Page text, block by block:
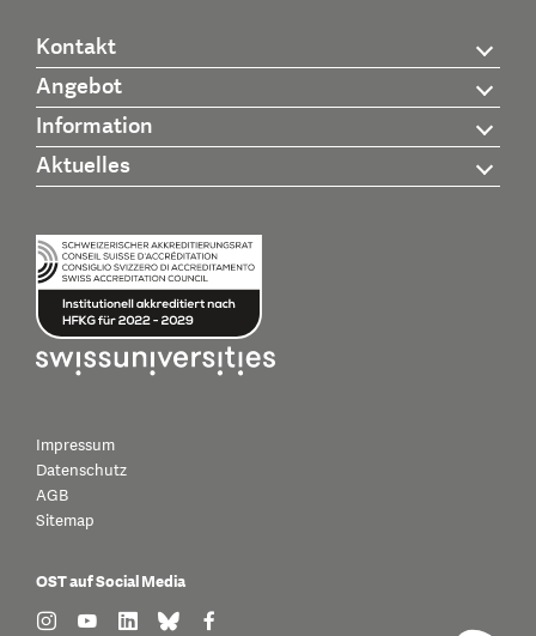
Kontakt
Angebot
Information
Aktuelles
Impressum
Datenschutz
AGB
Sitemap
OST auf Social Media
find us on: instagram
find us on: youtube
find us on: linkedin
find us on: bluesky
find us on: facebook